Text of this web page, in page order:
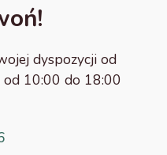
dyspozycji od
od 10:00 do 18:00